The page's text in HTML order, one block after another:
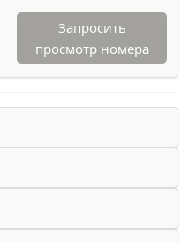
Запросить
просмотр номера